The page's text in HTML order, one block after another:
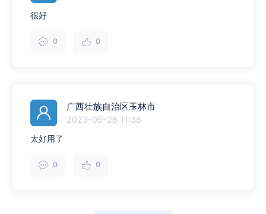
很好
0 0
广西壮族自治区玉林市
2023-05-28 11:38
太好用了
0 0